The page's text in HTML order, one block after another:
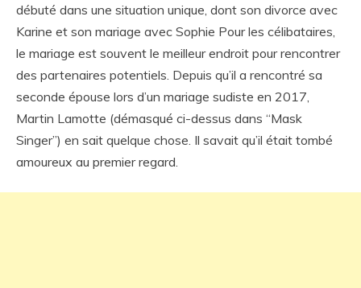
débuté dans une situation unique, dont son divorce avec
Karine et son mariage avec Sophie Pour les célibataires,
le mariage est souvent le meilleur endroit pour rencontrer
des partenaires potentiels. Depuis qu’il a rencontré sa
seconde épouse lors d’un mariage sudiste en 2017,
Martin Lamotte (démasqué ci-dessus dans “Mask
Singer”) en sait quelque chose. Il savait qu’il était tombé
amoureux au premier regard.